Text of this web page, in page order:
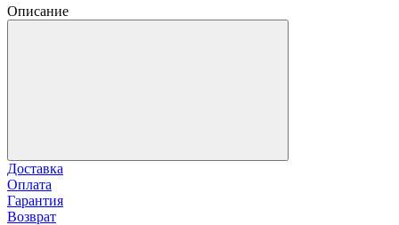
Описание
Доставка
Оплата
Гарантия
Возврат